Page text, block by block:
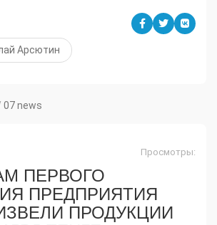
Арсютин
07 news
Просмотры:
ПЕРВОГО
ПРЕДПРИЯТИЯ
ПРОДУКЦИИ